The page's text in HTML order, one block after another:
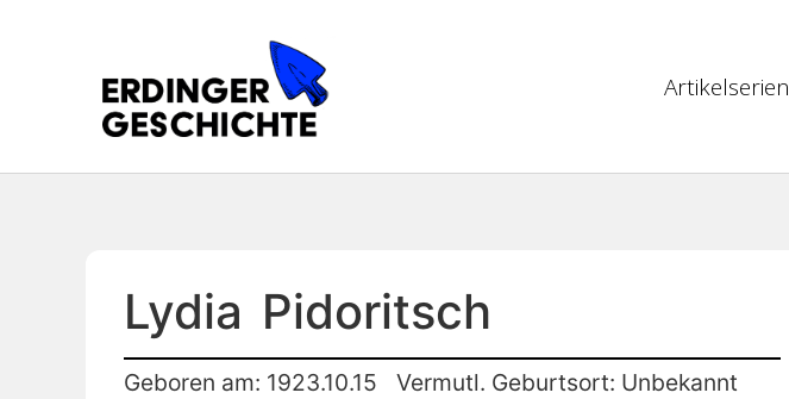
Artikelserien
Lydia Pidoritsch
Geboren am: 1923.10.15
Vermutl. Geburtsort: Unbekannt